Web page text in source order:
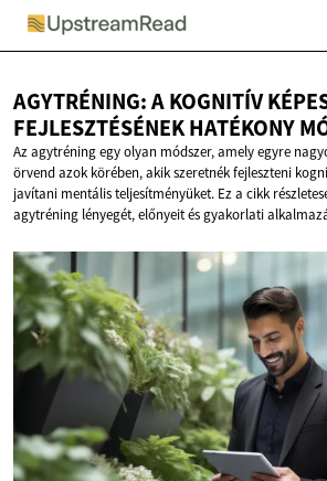
AGYTRÉNING: A KOGNITÍV
FEJLESZTÉSÉNEKHATÉKONY
Az agytréning egy olyan módszer, amely egyre
örvend azok körében, akik szeretnék fejleszteni
javítani mentális teljesítményüket. Ez a cikk
agytréning lényegét, előnyeit és gyakorlati